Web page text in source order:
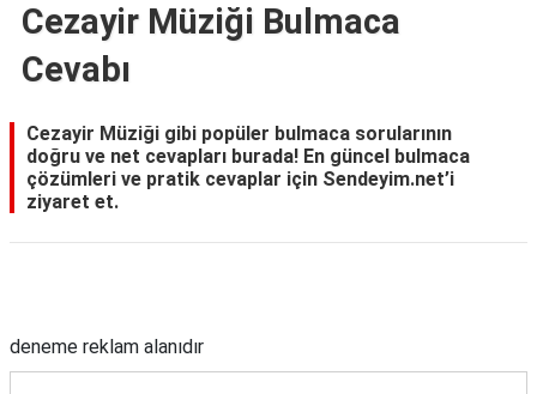
Cezayir Müziği Bulmaca
Cevabı
Cezayir Müziği gibi popüler bulmaca sorularının
doğru ve net cevapları burada! En güncel bulmaca
çözümleri ve pratik cevaplar için Sendeyim.net’i
ziyaret et.
deneme reklam alanıdır